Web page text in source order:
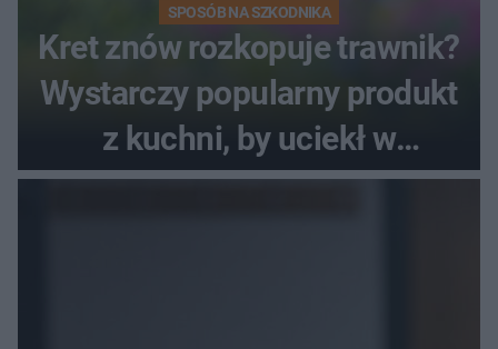
SPOSÓB NA SZKODNIKA
Kret znów rozkopuje trawnik?
Wystarczy popularny produkt
z kuchni, by uciekł w
popłochu